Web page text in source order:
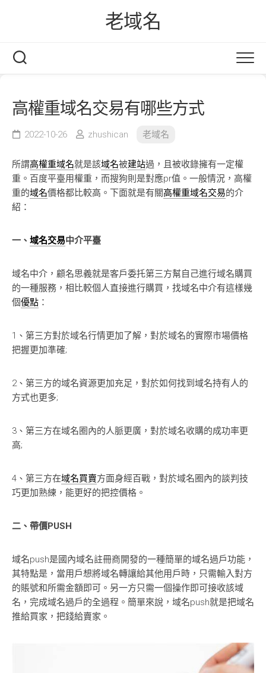
老域名
高權重域名交易有哪些方式
2022-10-26 zhushican 老域名
所謂高權重域名就是該域名被建站過，且被收錄擁有一定權
重。百度平臺用權重，而搜狗則是對應pr值。一般情況，高權
重的域名價格都比較高。下面就是有關高權重域名交易的介
紹：
一、 域名交易中介平臺
域名中介，顧名思義就是客戶委托第三方幫自己進行域名購買
的一種服務，相比較個人直接進行購買，找域名中介有這樣幾
個優點 ：
1、第三方對於域名行情更加了解，對於域名的實際市場價格
把握更加準確;
2、第三方的域名資源更加充足，對於如何找到域名持有人的
方式也更多;
3、第三方在域名圈內的人脈更廣，對於域名收購的成功率更
高;
4、第三方在域名買賣方面身經百戰，對於域名圈內的談判技
巧更加熟練，能更好的把控價格。
二、帶價PUSH
域名push是國內域名註冊商開發的一種簡單的域名過戶功能，
其特點是，當用戶想將域名轉讓給其他用戶時，只需輸入對方
的賬號和所需金額即可。另一方只需一個操作即可接收該域
名，完成域名過戶的全過程。簡單來說，域名push就是把域名
推給買家，把錢給賣家。